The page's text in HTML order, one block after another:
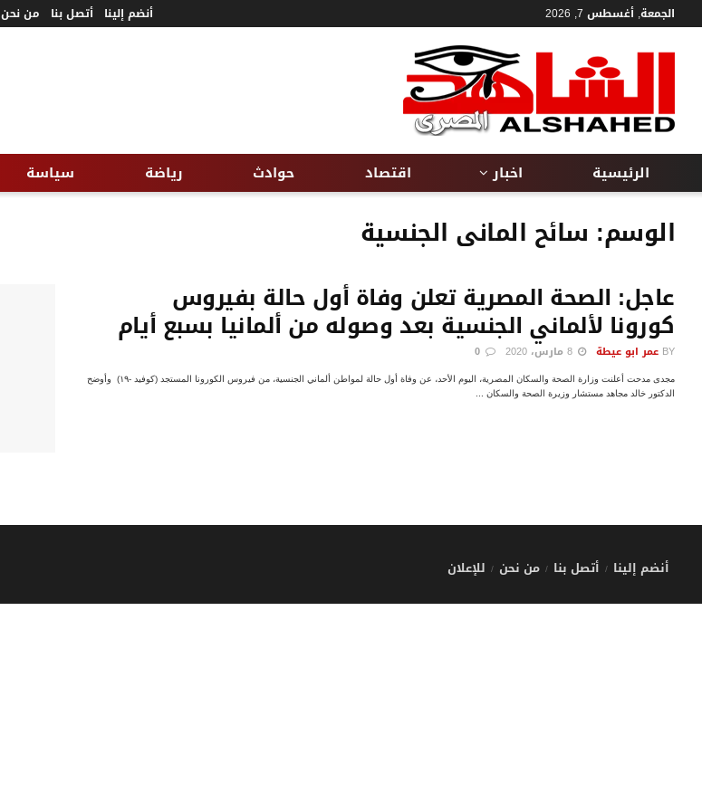
الجمعة, أغسطس 7, 2026 أنضم إلينا أتصل بنا من نحن
الرئيسية اخبار اقتصاد حوادث رياضة سياسة
الوسم: سائح المانى الجنسية
عاجل: الصحة المصرية تعلن وفاة أول حالة بفيروس
كورونا لألماني الجنسية بعد وصوله من ألمانيا بسبع أيام
BY عمر ابو عيطة
مجدى مدحت أعلنت وزارة الصحة والسكان المصرية، اليوم الأحد، عن وفاة أول حالة لمواطن ألماني الجنسية، من فيروس الكورونا المستجد (كوفيد -١٩) وأوضح
الدكتور خالد مجاهد مستشار وزيرة الصحة والسكان ...
أنضم إلينا أتصل بنا من نحن للإعلان